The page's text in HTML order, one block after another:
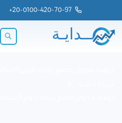
20-0100-420-70-97
+